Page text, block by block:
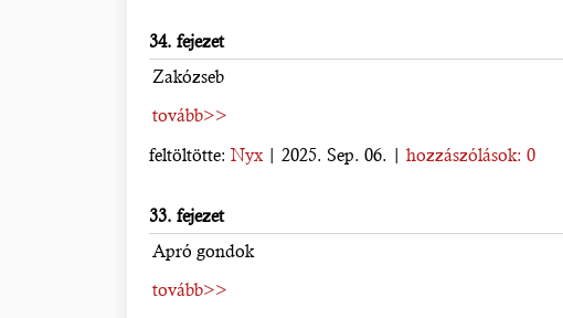
34. fejezet
Zakózseb
tovább>>
feltöltötte: Nyx| 2025. Sep. 06. | hozzászólások: 0
33. fejezet
Apró gondok
tovább>>